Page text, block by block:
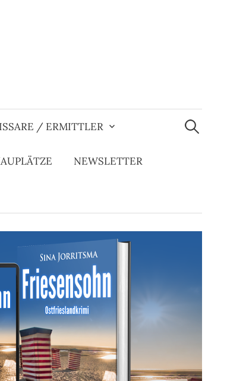
/ ERMITTLER
NEWSLETTER
Suchen
nach: